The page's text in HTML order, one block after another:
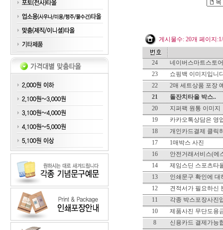
게시물수: 20개 페이지
24
네이버스마트스토
23
쇼핑백 이미지입니
22
2매 세트상품 포장
21
돌잔치타올 박스..
20
지퍼팩 원통 이미지
19
카카오톡상담은 영
18
개인카드결제 클릭
17
1매박스 사진
16
안전거래서비스(에
14
제임스딘 스포츠타
13
인쇄문구 확인에 대
12
견적서가 필요하신
11
각종 박스포장사진
10
제품사진 무단도용
8
신용카드 결제가능